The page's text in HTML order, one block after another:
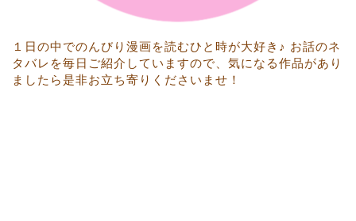
１日の中でのんびり漫画を読むひと時が大好き♪ お話のネ
タバレを毎日ご紹介していますので、気になる作品があり
ましたら是非お立ち寄りくださいませ！